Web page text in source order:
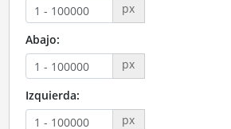
px
Abajo:
px
Izquierda:
px